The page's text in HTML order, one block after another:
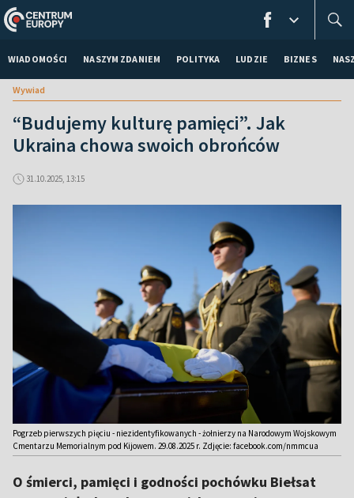
WIADOMOŚCI NASZYM ZDANIEM POLITYKA LUDZIE BIZNES
Wywiad
“Budujemy kulturę pamięci”. Jak
Ukraina chowa swoich obrońców
31.10.2025, 13:15
Pogrzeb pierwszych pięciu - niezidentyfikowanych - żołnierzy na Narodowym Wojskowym
Cmentarzu Memorialnym pod Kijowem. 29.08.2025 r. Zdjęcie: facebook.com/nmmcua
O śmierci, pamięci i godności pochówku Biełsat